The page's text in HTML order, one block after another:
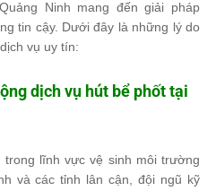
Ninh mang đến giải pháp
tin cậy. Dưới đây là những lý do
vụ uy tín:
dịch vụ hút bể phốt tại
lĩnh vực vệ sinh môi trường
và các tỉnh lân cận, đội ngũ kỹ